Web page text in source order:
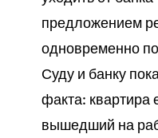
предложением
одновременно
Суду и банку
факта: квартира
вышедший на